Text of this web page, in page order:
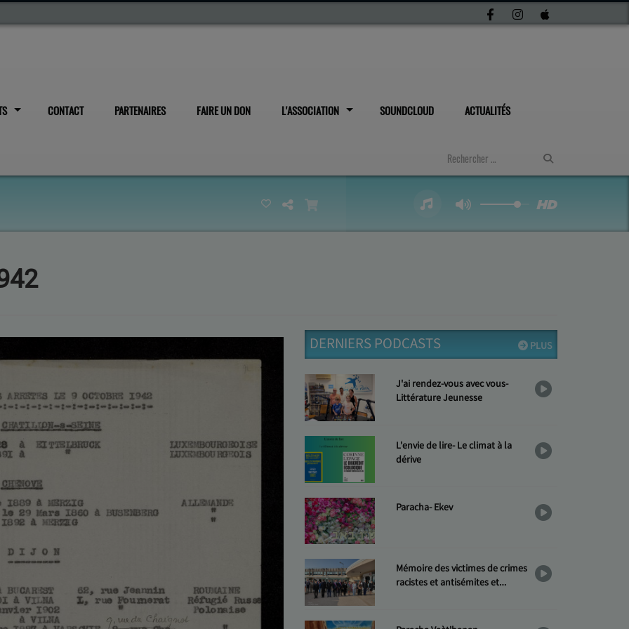
CONTACT PARTENAIRES FAIRE UN DON L'ASSOCIATION SOUNDCLOUD ACTUALITÉS
PLUS
DERNIERS PODCASTS
J'ai rendez-vous avec vous-
Littérature Jeunesse
L'envie de lire- Le climat à la
dérive
Paracha- Ekev
Mémoire des victimes de crimes
racistes et antisémites et